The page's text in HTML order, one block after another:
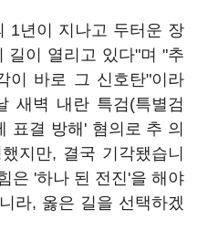
1년이 지나고 두터운 장
길이 열리고 있다"며 "추
이 바로 그 신호탄"이라
새벽 내란 특검(특별검
표결 방해' 혐의로 추 의
지만, 결국 기각됐습니
은 '하나 된 전진'을 해야
라, 옳은 길을 선택하겠